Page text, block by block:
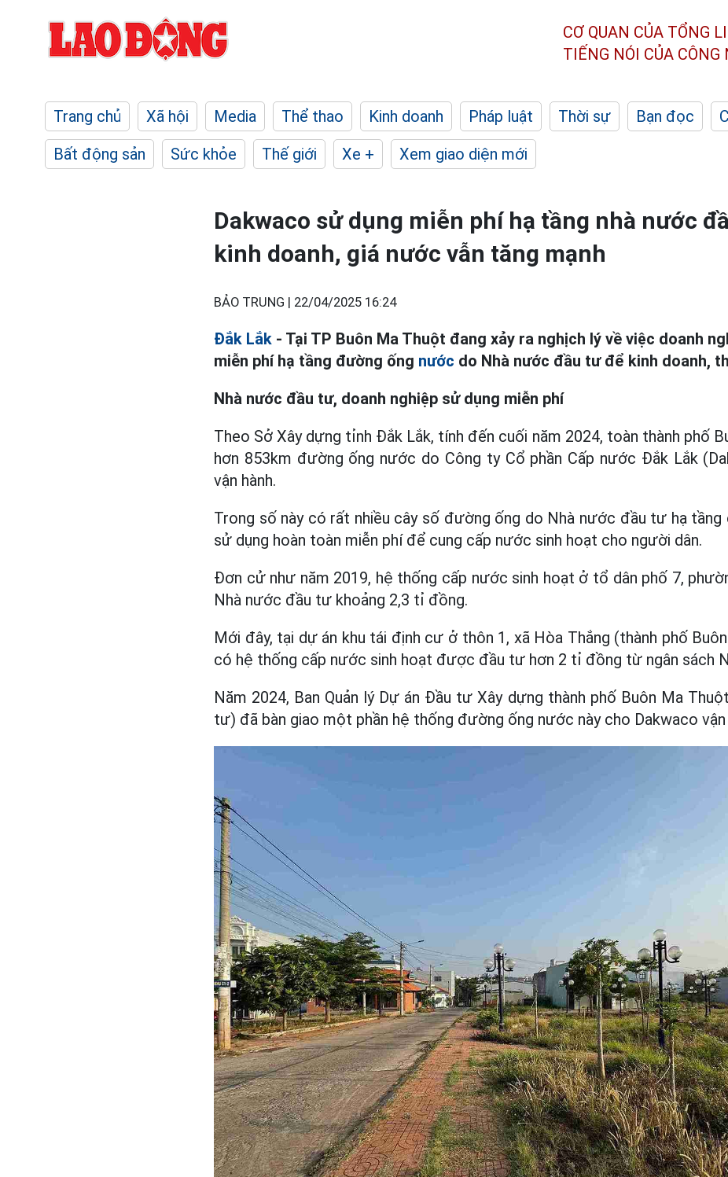
CƠ QUAN CỦA TỔNG
TIẾNG NÓI CỦA CÔNG
Trang chủ Xã hội Media Thể thao Kinh doanh Pháp luật Thời sự Bạn đọc
Bất động sản
Sức khỏe Thế giới Xe + Xem giao diện mới
Dakwaco sử dụng miễn phí hạ tầng nhà nước
kinh doanh, giá nước vẫn tăng mạnh
BẢO TRUNG | 22/04/2025 16:24
Đắk Lắk - Tại TP Buôn Ma Thuột đang xảy ra nghịch lý về việc doanh
miễn phí hạ tầng đường ống nước do Nhà nước đầu tư để kinh doanh,
Nhà nước đầu tư, doanh nghiệp sử dụng miễn phí
Theo Sở Xây dựng tỉnh Đắk Lắk, tính đến cuối năm 2024, toàn thành phố
hơn 853km đường ống nước do Công ty Cổ phần Cấp nước Đắk Lắk
vận hành.
Trong số này có rất nhiều cây số đường ống do Nhà nước đầu tư hạ tầng
sử dụng hoàn toàn miễn phí để cung cấp nước sinh hoạt cho người dân.
Đơn cử như năm 2019, hệ thống cấp nước sinh hoạt ở tổ dân phố 7,
Nhà nước đầu tư khoảng 2,3 tỉ đồng.
Mới đây, tại dự án khu tái định cư ở thôn 1, xã Hòa Thắng (thành phố
có hệ thống cấp nước sinh hoạt được đầu tư hơn 2 tỉ đồng từ ngân sách
Năm 2024, Ban Quản lý Dự án Đầu tư Xây dựng thành phố Buôn Ma
tư) đã bàn giao một phần hệ thống đường ống nước này cho Dakwaco vận